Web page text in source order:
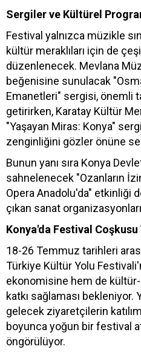
Sergiler ve Kültürel
Festival yalnızca müzikle
kültür meraklıları için de
düzenlenecek. Mevlana
beğenisine sunulacak
Emanetleri" sergisi, önemli
getirirken, Karatay Kültür
"Yaşayan Miras: Konya"
zenginliğini gözler önüne
Bunun yanı sıra Konya
sahnelenecek "Ozanların
Opera Anadolu'da" etkinliği
çıkan sanat
Konya'da Festival Coşkusu
18-26 Temmuz tarihleri
Türkiye Kültür Yolu
ekonomisine hem de
katkı sağlaması bekleniyor.
gelecek ziyaretçilerin
boyunca yoğun bir festival
öngörülüyor.